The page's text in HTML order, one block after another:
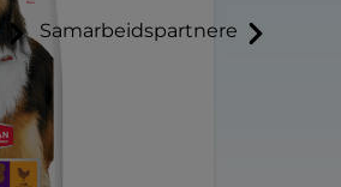
Samarbeidspartnere